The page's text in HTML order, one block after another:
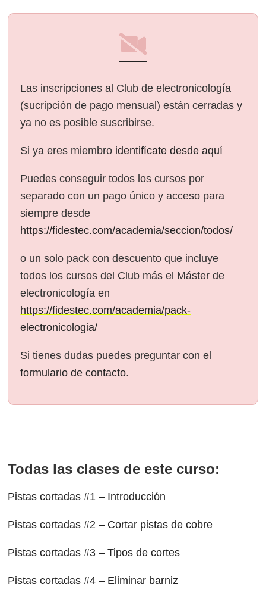
Las inscripciones al Club de electronicología
(sucripción de pago mensual) están cerradas y
ya no es posible suscribirse.
Si ya eres miembro identifícate desde aquí
Puedes conseguir todos los cursos por
separado con un pago único y acceso para
siempre desde
https://fidestec.com/academia/seccion/todos/
o un solo pack con descuento que incluye
todos los cursos del Club más el Máster de
electronicología en
https://fidestec.com/academia/pack-
electronicologia/
Si tienes dudas puedes preguntar con el
formulario de contacto.
Todas las clases de este curso:
Pistas cortadas #1 – Introducción
Pistas cortadas #2 – Cortar pistas de cobre
Pistas cortadas #3 – Tipos de cortes
Pistas cortadas #4 – Eliminar barniz